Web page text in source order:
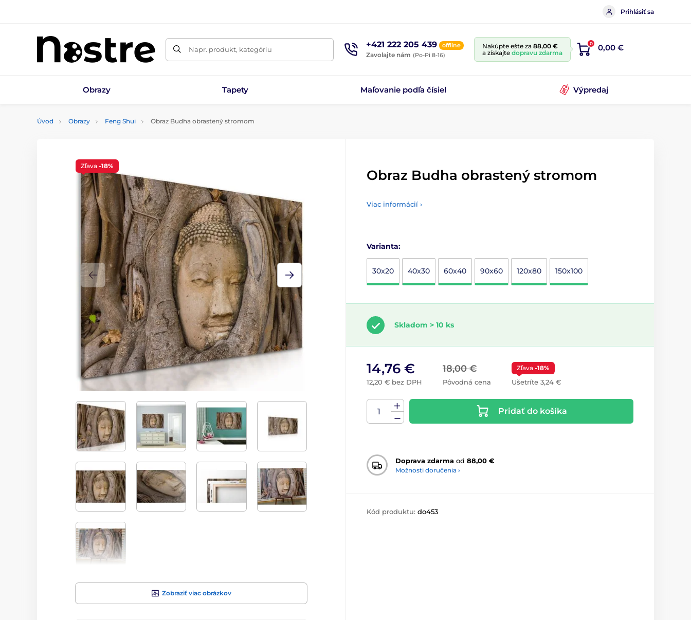
Prihlásiť sa
Napr. produkt, kategóriu +421 222 205 439 offline
Zavolajte nám (Po-Pi 8-16)
Nakúpte ešte za 88,00 €
a získajte dopravu zdarma
0 0,00 €
Obrazy Tapety Maľovanie podľa čísiel Výpredaj
Úvod Obrazy Feng Shui Obraz Budha obrastený stromom
Zobraziť viac obrázkov
Zľava -18%
Obraz Budha obrastený stromom
Viac informácií ›
Varianta:
30x20 40x30 60x40 90x60 120x80 150x100
Skladom > 10 ks
18,00 €
Pôvodná cena
14,76 €
12,20 € bez DPH
Zľava -18%
Ušetríte 3,24 €
Pridať do košíka
Doprava zdarma od 88,00 €
Možnosti doručenia ›
Kód produktu: do453